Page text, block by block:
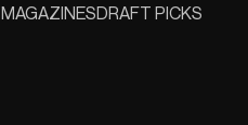
MAGAZINESDRAFT PICKS